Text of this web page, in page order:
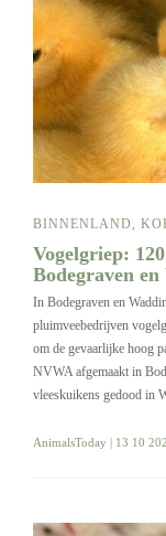
BINNENLAND
Vogelgriep:
Bodegraven
In Bodegraven en
pluimveebedrijven
om de gevaarlijke hoog
NVWA afgemaakt in
vleeskuikens gedood in
AnimalsToday | 13 10